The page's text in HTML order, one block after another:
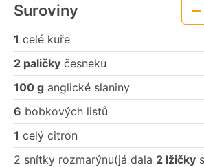
Suroviny
1 celé kuře
2 paličky česneku
100 g anglické slaniny
6 bobkových listů
1 celý citron
2 snítky rozmarýnu(já dala 2 lžičky